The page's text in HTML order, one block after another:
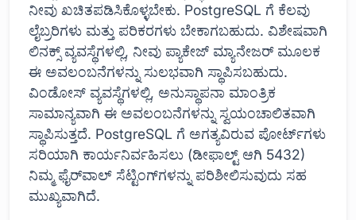
ನೀವು ಖಚಿತಪಡಿಸಿಕೊಳ್ಳಬೇಕು. PostgreSQL ಗೆ ಕೆಲವು
ಲೈಬ್ರರಿಗಳು ಮತ್ತು ಪರಿಕರಗಳು ಬೇಕಾಗಬಹುದು. ವಿಶೇಷವಾಗಿ
ಲಿನಕ್ಸ್ ವ್ಯವಸ್ಥೆಗಳಲ್ಲಿ, ನೀವು ಪ್ಯಾಕೇಜ್ ಮ್ಯಾನೇಜರ್ ಮೂಲಕ
ಈ ಅವಲಂಬನೆಗಳನ್ನು ಸುಲಭವಾಗಿ ಸ್ಥಾಪಿಸಬಹುದು.
ವಿಂಡೋಸ್ ವ್ಯವಸ್ಥೆಗಳಲ್ಲಿ, ಅನುಸ್ಥಾಪನಾ ಮಾಂತ್ರಿಕ
ಸಾಮಾನ್ಯವಾಗಿ ಈ ಅವಲಂಬನೆಗಳನ್ನು ಸ್ವಯಂಚಾಲಿತವಾಗಿ
ಸ್ಥಾಪಿಸುತ್ತದೆ. PostgreSQL ಗೆ ಅಗತ್ಯವಿರುವ ಪೋರ್ಟ್‌ಗಳು
ಸರಿಯಾಗಿ ಕಾರ್ಯನಿರ್ವಹಿಸಲು (ಡೀಫಾಲ್ಟ್ ಆಗಿ 5432)
ನಿಮ್ಮ ಫೈರ್‌ವಾಲ್ ಸೆಟ್ಟಿಂಗ್‌ಗಳನ್ನು ಪರಿಶೀಲಿಸುವುದು ಸಹ
ಮುಖ್ಯವಾಗಿದೆ.